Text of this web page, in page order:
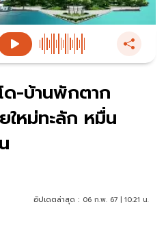
-บ้านพักตาก
ใหม่ทะลัก หมื่น
อัปเดตล่าสุด : 06 ก.พ. 67 | 10:21 น.